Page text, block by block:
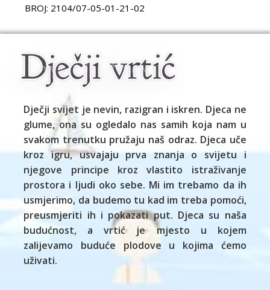
BROJ: 2104/07-05-01-21-02
Dječji svijet je nevin, razigran i iskren. Djeca ne
glume, ona su ogledalo nas samih koja nam u
svakom trenutku pružaju naš odraz. Djeca uče
kroz igru, usvajaju prva znanja o svijetu i
njegove principe kroz vlastito istraživanje
prostora i ljudi oko sebe. Mi im trebamo da ih
usmjerimo, da budemo tu kad im treba pomoći,
preusmjeriti ih i pokazati put. Djeca su naša
budućnost, a vrtić je mjesto u kojem
zalijevamo buduće plodove u kojima ćemo
uživati.